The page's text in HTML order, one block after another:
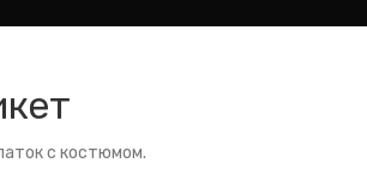
с костюмом.